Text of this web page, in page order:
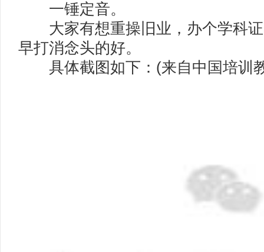
一锤定音。
大家有想重操旧业，办个学科证
早打消念头的好。
具体截图如下：(来自中国培训